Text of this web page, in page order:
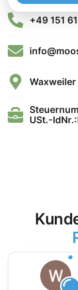
+49 151
USt.-